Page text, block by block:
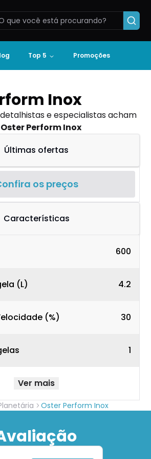
Top 5 Promoções
Inox
e especialistas acham
Oster Perform Inox
Últimas ofertas
os preços
Características
600
(L) 4.2
(%) 30
1
Ver mais
Oster Perform Inox